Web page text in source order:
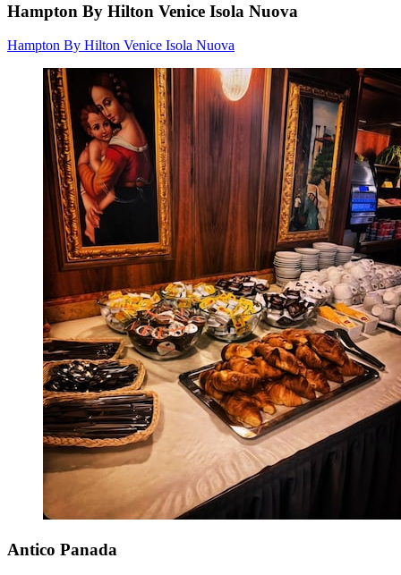
Hampton By Hilton Venice Isola Nuova
Hampton By Hilton Venice Isola Nuova
Antico Panada